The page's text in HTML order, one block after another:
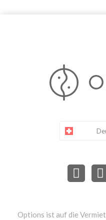
Options ist auf die